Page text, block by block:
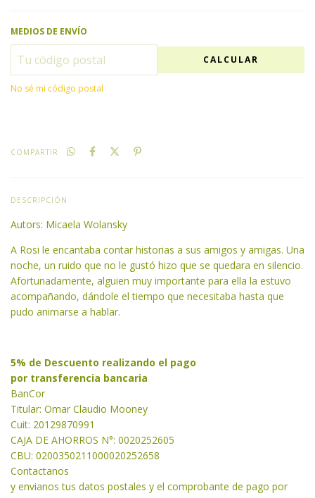
MEDIOS DE ENVÍO
CALCULAR
No sé mi código postal
COMPARTIR
DESCRIPCIÓN
Autors: Micaela Wolansky
A Rosi le encantaba contar historias a sus amigos y amigas. Una
noche, un ruido que no le gustó hizo que se quedara en silencio.
Afortunadamente, alguien muy importante para ella la estuvo
acompañando, dándole el tiempo que necesitaba hasta que
pudo animarse a hablar.
5% de Descuento realizando el pago
por transferencia bancaria
BanCor
Titular: Omar Claudio Mooney
Cuit: 20129870991
CAJA DE AHORROS N°: 0020252605
CBU: 0200350211000020252658
Contactanos
y envianos tus datos postales y el comprobante de pago por